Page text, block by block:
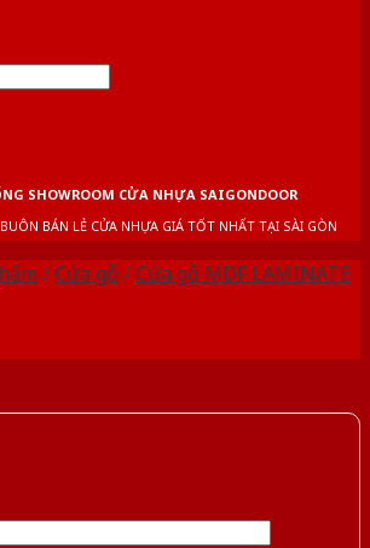
SHOWROOM CỬA NHỰA SAIGONDOOR
BÁN LẺ CỬA NHỰA GIÁ TỐT NHẤT TẠI SÀI GÒN
/Cửa gỗ /Cửa gỗ MDF LAMINATE